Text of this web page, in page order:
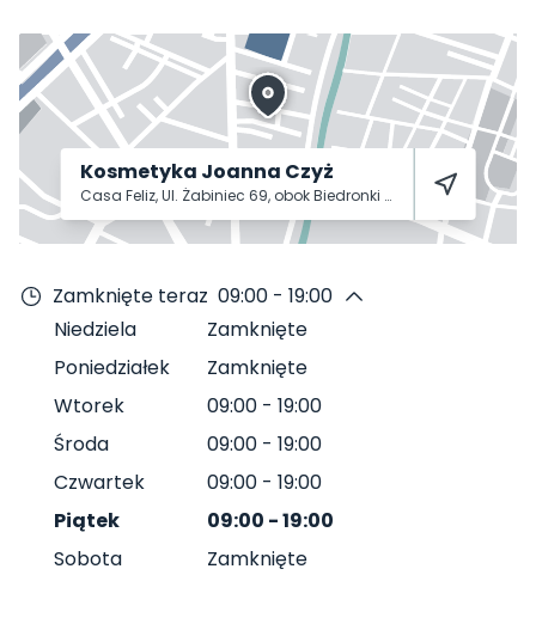
Kosmetyka Joanna Czyż
Casa Feliz, Ul. Żabiniec 69, obok BiedronkiKraków 31-215
Zamknięte teraz 09:00 - 19:00
Niedziela
Zamknięte
Poniedziałek
Zamknięte
Wtorek
09:00 - 19:00
Środa
09:00 - 19:00
Czwartek
09:00 - 19:00
Piątek
09:00 -19:00
Sobota
Zamknięte